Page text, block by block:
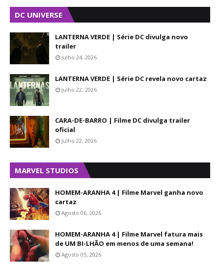
DC UNIVERSE
LANTERNA VERDE | Série DC divulga novo
trailer
Julho 24, 2026
LANTERNA VERDE | Série DC revela novo cartaz
Julho 22, 2026
CARA-DE-BARRO | Filme DC divulga trailer
oficial
Julho 22, 2026
MARVEL STUDIOS
HOMEM-ARANHA 4 | Filme Marvel ganha novo
cartaz
Agosto 06, 2026
HOMEM-ARANHA 4 | Filme Marvel fatura mais
de UM BI-LHÃO em menos de uma semana!
Agosto 05, 2026